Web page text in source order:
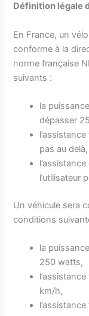
Définition légale
En France, un
conforme à la
norme française
suivants :
la
dépasser
pas au delà,
l’utilisateur
Un véhicule sera
conditions
la
250 watts,
km/h,